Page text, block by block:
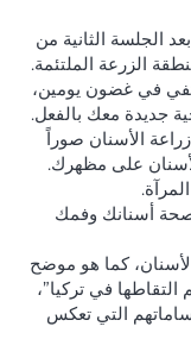
الجلسة الثانية من
الزرعة الملتئمة.
في غضون يومين،
جديدة معك بالفعل.
الأسنان صوراً
على مظهرك.
أسنانك وفمك
كما هو موضح
في تركيا”،
التي تعكس